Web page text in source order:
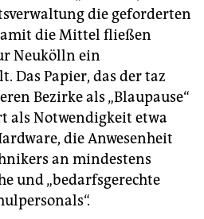
die geforderten
die Mittel fließen
Neukölln ein
Das Papier, das der taz
Bezirke als „Blaupause“
als Notwendigkeit etwa
die Anwesenheit
an min­destens
und „be­darfsgerechte